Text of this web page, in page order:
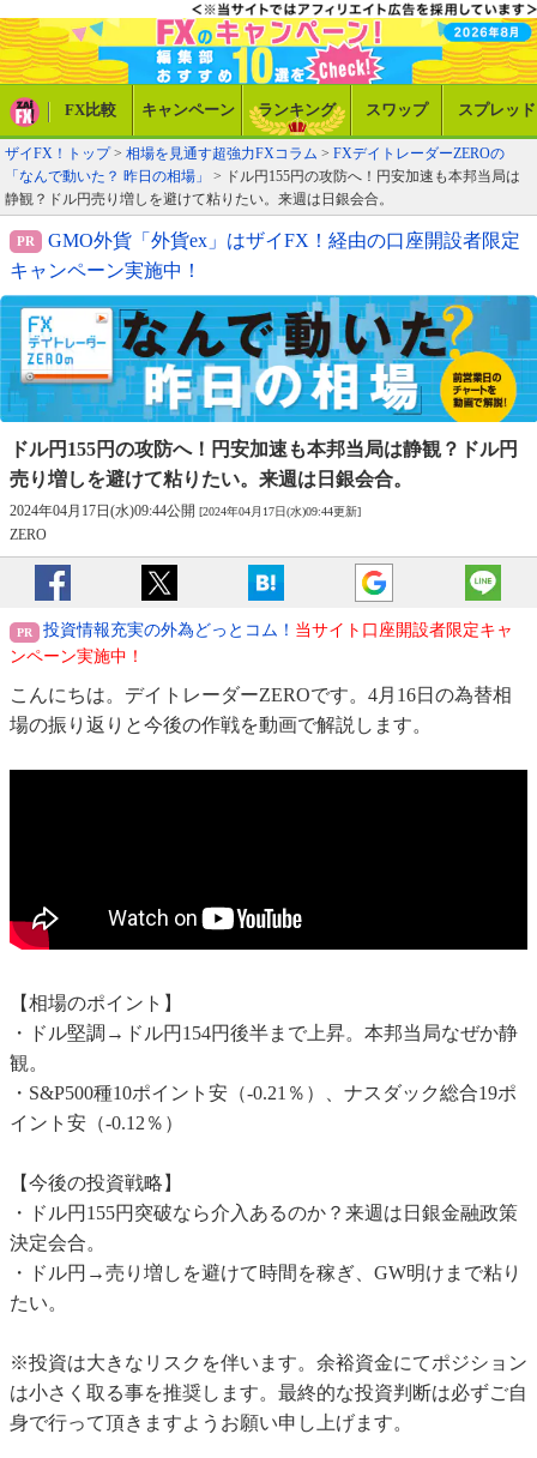
FX比較 キャンペーン ランキング スワップ スプレッド
ザイFX！トップ> 相場を見通す超強力FXコラム > FXデイトレーダーZEROの
「なんで動いた？ 昨日の相場」
> ドル円155円の攻防へ！円安加速も本邦当局は
静観？ドル円売り増しを避けて粘りたい。来週は日銀会合。
GMO外貨「外貨ex」はザイFX！経由の口座開設者限定
キャンペーン実施中！
ドル円155円の攻防へ！円安加速も本邦当局は静観？ ドル円
売り増しを避けて粘りたい。来週は日銀会合。
2024年04月17日(水)09:44公開 [2024年04月17日(水)09:44更新]
ZERO
投資情報充実の外為どっとコム！ 当サイト口座開設者限定キャ
ンペーン実施中！
こんにちは。デイトレーダーZEROです。4月16日の為替相
場の振り返りと今後の作戦を動画で解説します。
【相場のポイント】
・ドル堅調→ドル円154円後半まで上昇。本邦当局なぜか静
観。
・S&P500種10ポイント安（-0.21％）、ナスダック総合19ポ
イント安（-0.12％）
【今後の投資戦略】
・ドル円155円突破なら介入あるのか？来週は日銀金融政策
決定会合。
・ドル円→売り増しを避けて時間を稼ぎ、GW明けまで粘り
たい。
※投資は大きなリスクを伴います。余裕資金にてポジション
は小さく取る事を推奨します。最終的な投資判断は必ずご自
身で行って頂きますようお願い申し上げます。